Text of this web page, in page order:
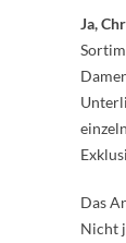
Ja,
Das
Nicht